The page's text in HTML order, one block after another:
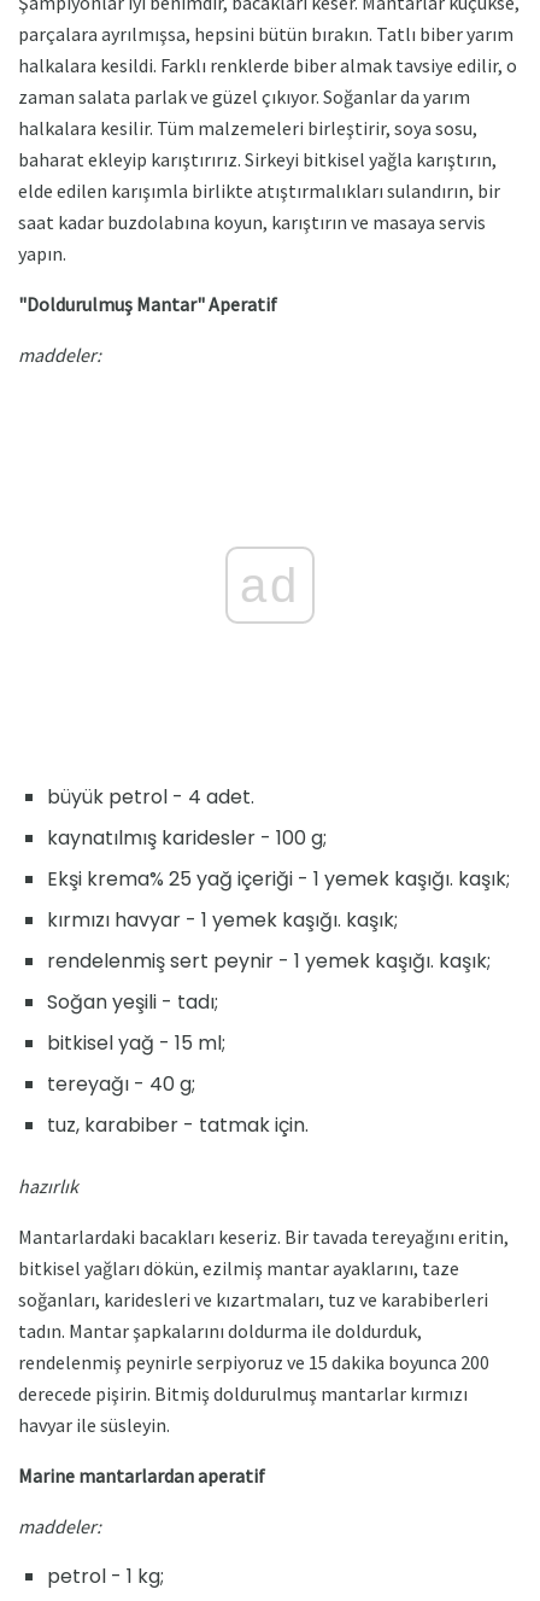
parçalara ayrılmışsa, hepsini bütün bırakın. Tatlı biber yarım
halkalara kesildi. Farklı renklerde biber almak tavsiye edilir, o
zaman salata parlak ve güzel çıkıyor. Soğanlar da yarım
halkalara kesilir. Tüm malzemeleri birleştirir, soya sosu,
baharat ekleyip karıştırırız. Sirkeyi bitkisel yağla karıştırın,
elde edilen karışımla birlikte atıştırmalıkları sulandırın, bir
saat kadar buzdolabına koyun, karıştırın ve masaya servis
yapın.
"Doldurulmuş Mantar" Aperatif
maddeler:
ad
büyük petrol - 4 adet.
kaynatılmış karidesler - 100 g;
Ekşi krema% 25 yağ içeriği - 1 yemek kaşığı. kaşık;
kırmızı havyar - 1 yemek kaşığı. kaşık;
rendelenmiş sert peynir - 1 yemek kaşığı. kaşık;
Soğan yeşili - tadı;
bitkisel yağ - 15 ml;
tereyağı - 40 g;
tuz, karabiber - tatmak için.
hazırlık
Mantarlardaki bacakları keseriz. Bir tavada tereyağını eritin,
bitkisel yağları dökün, ezilmiş mantar ayaklarını, taze
soğanları, karidesleri ve kızartmaları, tuz ve karabiberleri
tadın. Mantar şapkalarını doldurma ile doldurduk,
rendelenmiş peynirle serpiyoruz ve 15 dakika boyunca 200
derecede pişirin. Bitmiş doldurulmuş mantarlar kırmızı
havyar ile süsleyin.
Marine mantarlardan aperatif
maddeler:
petrol - 1 kg;